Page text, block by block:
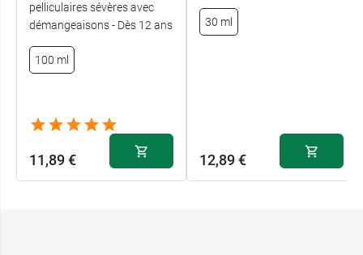
pelliculaires sévères avec
démangeaisons - Dès 12 ans
100 ml
11,89 €
30 ml
12,89 €